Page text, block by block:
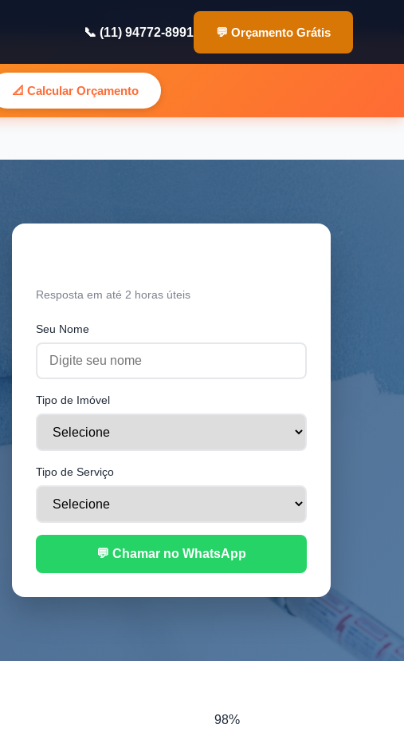
✉️ contato@pinturasp.com.br 📞 (11) 94772-8991
📞 (11) 94772-8991 💬 Orçamento Grátis
📐 Calcular Orçamento
Resposta em até 2 horas úteis
Seu Nome
Tipo de Imóvel
Tipo de Serviço
💬 Chamar no WhatsApp
98%